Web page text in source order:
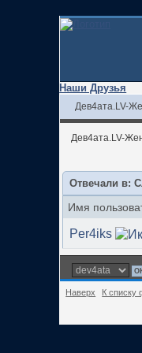
Наши Друзья
Дев4ата.LV-
Дев4ата.LV-
Отвечали в:
Имя
Per4iks
Наверх К списку